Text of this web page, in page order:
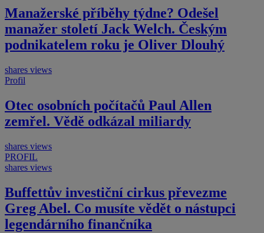
Manažerské příběhy týdne? Odešel
manažer století Jack Welch. Českým
podnikatelem roku je Oliver Dlouhý
shares views
Profil
Otec osobních počítačů Paul Allen
zemřel. Vědě odkázal miliardy
shares views
PROFIL
shares views
Buffettův investiční cirkus převezme
Greg Abel. Co musíte vědět o nástupci
legendárního finančníka